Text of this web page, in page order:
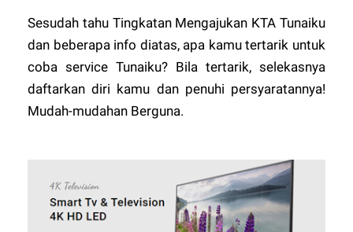
Sesudah tahu Tingkatan Mengajukan KTA Tunaiku
dan beberapa info diatas, apa kamu tertarik untuk
coba service Tunaiku? Bila tertarik, selekasnya
daftarkan diri kamu dan penuhi persyaratannya!
Mudah-mudahan Berguna.